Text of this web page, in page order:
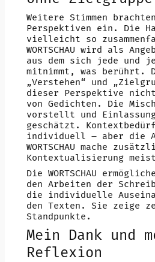
Weitere Stimmen
Perspektiven ein. Die
vielleicht so
WORTSCHAU wird als
aus dem sich jede und
mitnimmt, was berührt.
„Verstehen“ und
dieser Perspektive
von Gedichten. Die
vorstellt und
geschätzt.
individuell – aber die
WORTSCHAU mache
Kontextualisierung
Die WORTSCHAU
den Arbeiten der
die individuelle
den Texten. Sie zeige
Standpunkte.
Mein Dank und
Reflexion